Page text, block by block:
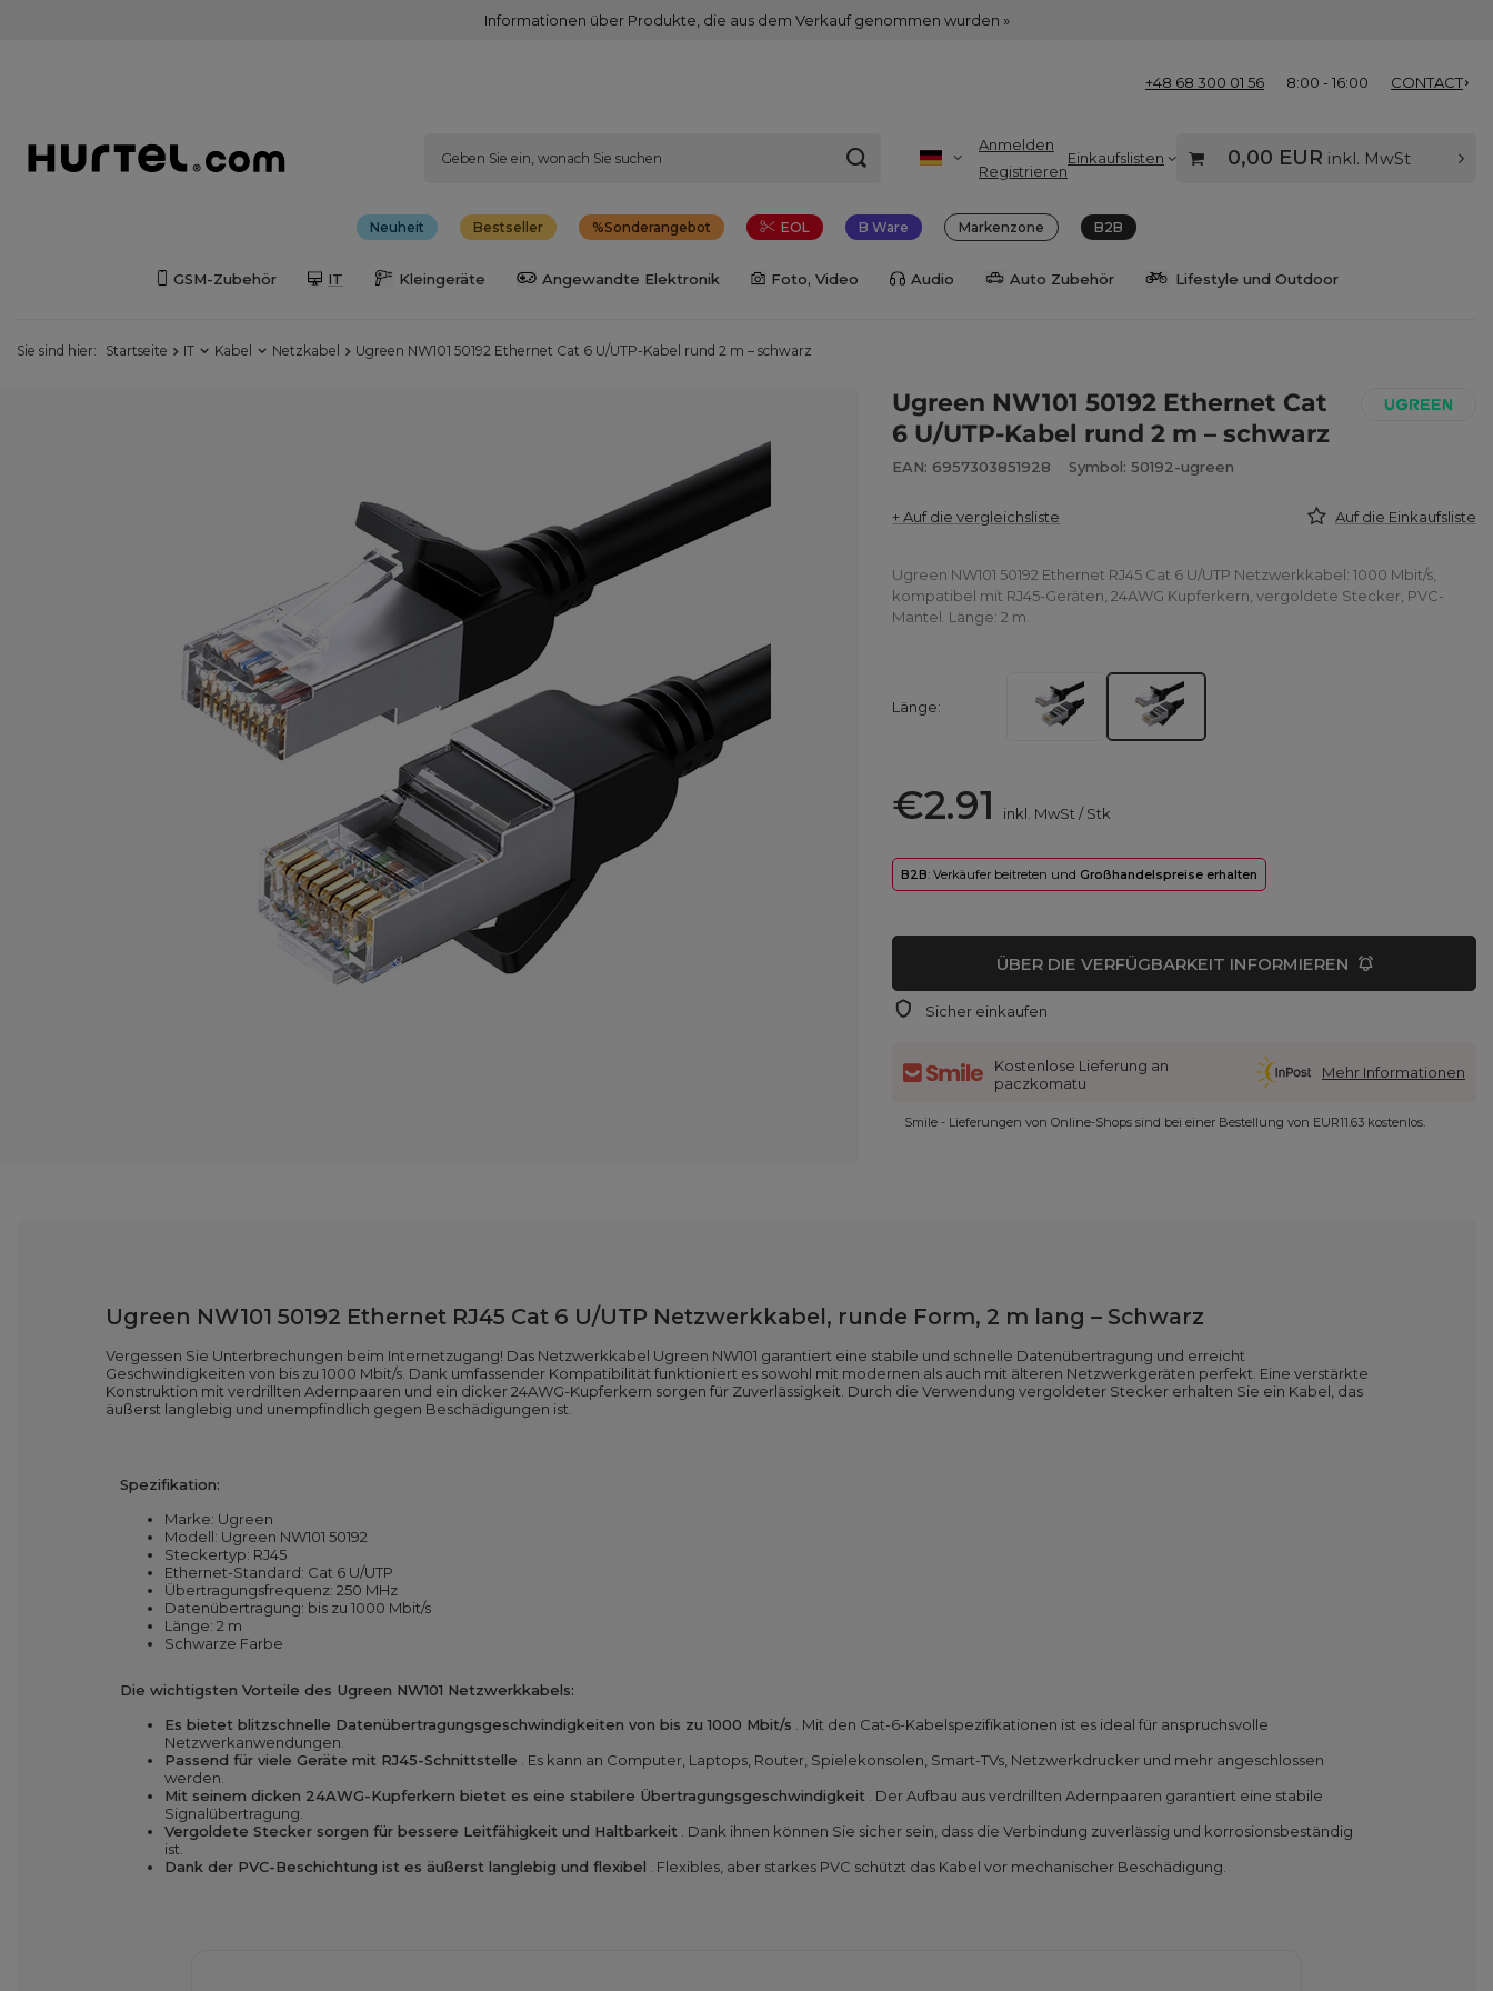
Informationen über Produkte, die aus dem Verkauf genommen wurden »
+48 68 300 01 56 8:00 - 16:00 CONTACT
Anmelden
Registrieren
Einkaufslisten 0,00 EUR inkl. MwSt
Neuheit Bestseller Sonderangebot EOL B Ware Markenzone B2B
GSM-Zubehör IT Kleingeräte Angewandte Elektronik Foto, Video Audio Auto Zubehör Lifestyle und Outdoor
Sie sind hier: Startseite IT Kabel Netzkabel Ugreen NW101 50192 Ethernet Cat 6 U/UTP-Kabel rund 2 m – schwarz
Ugreen NW101 50192 Ethernet Cat
6 U/UTP-Kabel rund 2 m – schwarz
EAN: 6957303851928 Symbol: 50192-ugreen
+ Auf die vergleichsliste Auf die Einkaufsliste
Ugreen NW101 50192 Ethernet RJ45 Cat 6 U/UTP Netzwerkkabel: 1000 Mbit/s,
kompatibel mit RJ45-Geräten, 24AWG Kupferkern, vergoldete Stecker, PVC-
Mantel. Länge: 2 m.
Länge
€2.91 inkl. MwSt /Stk
B2B: Verkäufer beitreten und Großhandelspreise erhalten
ÜBER DIE VERFÜGBARKEIT INFORMIEREN
Sicher einkaufen
Kostenlose Lieferung an
paczkomatu
Mehr Informationen
Smile - Lieferungen von Online-Shops sind bei einer Bestellung von EUR11.63 kostenlos.
Ugreen NW101 50192 Ethernet RJ45 Cat 6 U/UTP Netzwerkkabel, runde Form, 2 m lang – Schwarz
Vergessen Sie Unterbrechungen beim Internetzugang! Das Netzwerkkabel Ugreen NW101 garantiert eine stabile und schnelle Datenübertragung und erreicht
Geschwindigkeiten von bis zu 1000 Mbit/s. Dank umfassender Kompatibilität funktioniert es sowohl mit modernen als auch mit älteren Netzwerkgeräten perfekt. Eine verstärkte
Konstruktion mit verdrillten Adernpaaren und ein dicker 24AWG-Kupferkern sorgen für Zuverlässigkeit. Durch die Verwendung vergoldeter Stecker erhalten Sie ein Kabel, das
äußerst langlebig und unempfindlich gegen Beschädigungen ist.
Spezifikation:
Marke: Ugreen
Modell: Ugreen NW101 50192
Steckertyp: RJ45
Ethernet-Standard: Cat 6 U/UTP
Übertragungsfrequenz: 250 MHz
Datenübertragung: bis zu 1000 Mbit/s
Länge: 2 m
Schwarze Farbe
Die wichtigsten Vorteile des Ugreen NW101 Netzwerkkabels:
Es bietet blitzschnelle Datenübertragungsgeschwindigkeiten von bis zu 1000 Mbit/s . Mit den Cat-6-Kabelspezifikationen ist es ideal für anspruchsvolle
Netzwerkanwendungen.
Passend für viele Geräte mit RJ45-Schnittstelle . Es kann an Computer, Laptops, Router, Spielekonsolen, Smart-TVs, Netzwerkdrucker und mehr angeschlossen
werden.
Mit seinem dicken 24AWG-Kupferkern bietet es eine stabilere Übertragungsgeschwindigkeit . Der Aufbau aus verdrillten Adernpaaren garantiert eine stabile
Signalübertragung.
Vergoldete Stecker sorgen für bessere Leitfähigkeit und Haltbarkeit . Dank ihnen können Sie sicher sein, dass die Verbindung zuverlässig und korrosionsbeständig
ist.
Dank der PVC-Beschichtung ist es äußerst langlebig und flexibel . Flexibles, aber starkes PVC schützt das Kabel vor mechanischer Beschädigung.